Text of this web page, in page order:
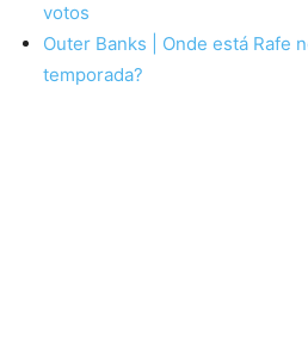
votos
Outer Banks | Onde está Rafe
temporada?